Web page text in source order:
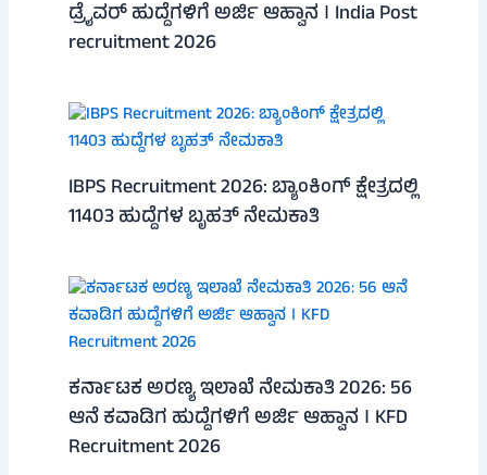
ಡ್ರೈವರ್ ಹುದ್ದೆಗಳಿಗೆ ಅರ್ಜಿ ಆಹ್ವಾನ । India Post
recruitment 2026
IBPS Recruitment 2026: ಬ್ಯಾಂಕಿಂಗ್ ಕ್ಷೇತ್ರದಲ್ಲಿ
11403 ಹುದ್ದೆಗಳ ಬೃಹತ್ ನೇಮಕಾತಿ
ಕರ್ನಾಟಕ ಅರಣ್ಯ ಇಲಾಖೆ ನೇಮಕಾತಿ 2026: 56
ಆನೆ ಕವಾಡಿಗ ಹುದ್ದೆಗಳಿಗೆ ಅರ್ಜಿ ಆಹ್ವಾನ । KFD
Recruitment 2026